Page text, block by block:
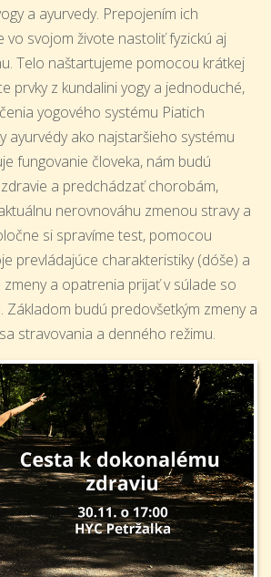
a ayurvedy. Prepojením ich
vo svojom živote nastoliť fyzickú aj
Telo naštartujeme pomocou krátkej
prvky z kundalini yogy a jednoduché,
yogového systému Piatich
ayurvédy ako najstaršieho systému
fungovanie človeka, nám budú
a predchádzať chorobám,
nerovnováhu zmenou stravy a
si spravíme test, pomocou
prevládajúce charakteristiky (dóše) a
a opatrenia prijať v súlade so
Základom budú predovšetkým zmeny a
stravovania a denného režimu.